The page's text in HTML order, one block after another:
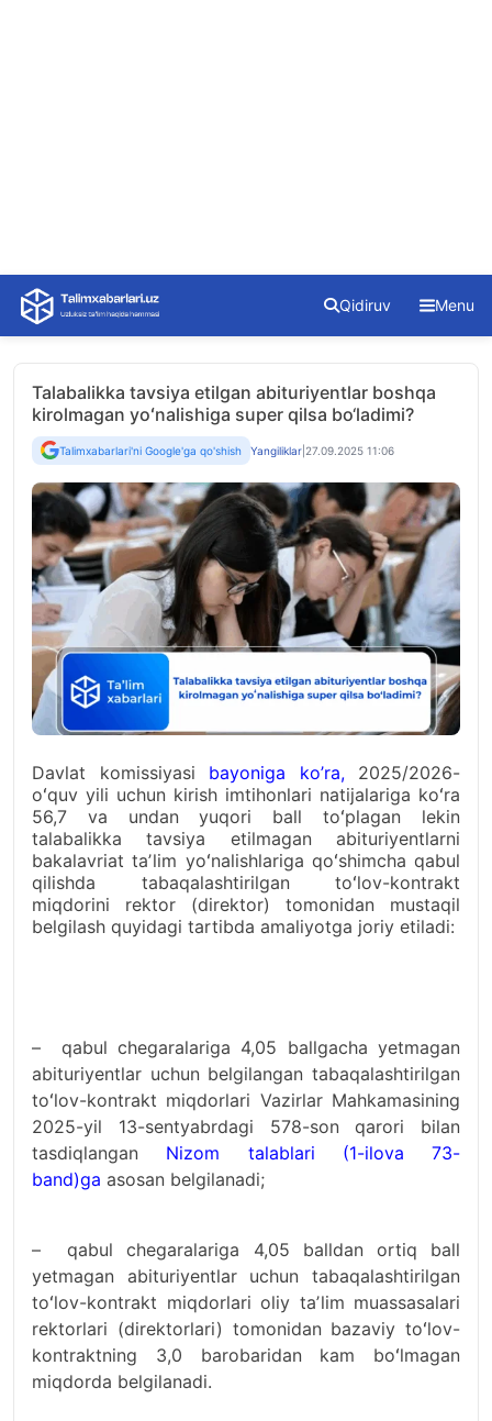
Skip
content
Qidiruv Menu
Talabalikka tavsiya etilgan abituriyentlar boshqa
kirolmagan yoʻnalishiga super qilsa bo‘ladimi?
Talimxabarlari'ni Google'ga qo'shish Yangiliklar 27.09.2025 11:06
Davlat komissiyasi bayoniga ko’ra,
2025/2026-
oʻquv yili uchun kirish imtihonlari natijalariga koʻra
56,7 va undan yuqori ball toʻplagan lekin
talabalikka tavsiya etilmagan abituriyentlarni
bakalavriat taʼlim yoʻnalishlariga qoʻshimcha qabul
qilishda tabaqalashtirilgan toʻlov-kontrakt
miqdorini rektor (direktor) tomonidan mustaqil
belgilash quyidagi tartibda amaliyotga joriy etiladi:
– qabul chegaralariga 4,05 ballgacha yetmagan
abituriyentlar uchun belgilangan tabaqalashtirilgan
toʻlov-kontrakt miqdorlari Vazirlar Mahkamasining
2025-yil 13-sentyabrdagi 578-son qarori bilan
tasdiqlangan Nizom talablari (1-ilova 73-
band)ga asosan belgilanadi;
– qabul chegaralariga 4,05 balldan ortiq ball
yetmagan abituriyentlar uchun tabaqalashtirilgan
toʻlov-kontrakt miqdorlari oliy taʼlim muassasalari
rektorlari (direktorlari) tomonidan bazaviy toʻlov-
kontraktning 3,0 barobaridan kam boʻlmagan
miqdorda belgilanadi.